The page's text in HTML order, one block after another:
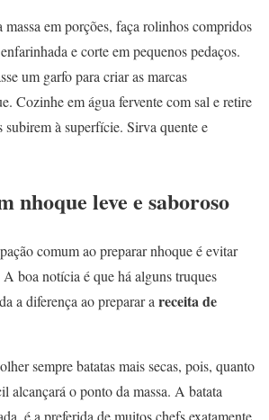
em porções, faça rolinhos compridos
e corte em pequenos pedaços.
um garfo para criar as marcas
Cozinhe em água fervente com sal e retire
subirem à superfície. Sirva quente e
nhoque leve e saboroso
comum ao preparar nhoque é evitar
boa notícia é que há alguns truques
a diferença ao preparar a receita de
sempre batatas mais secas, pois, quanto
alcançará o ponto da massa. A batata
é a preferida de muitos chefs exatamente